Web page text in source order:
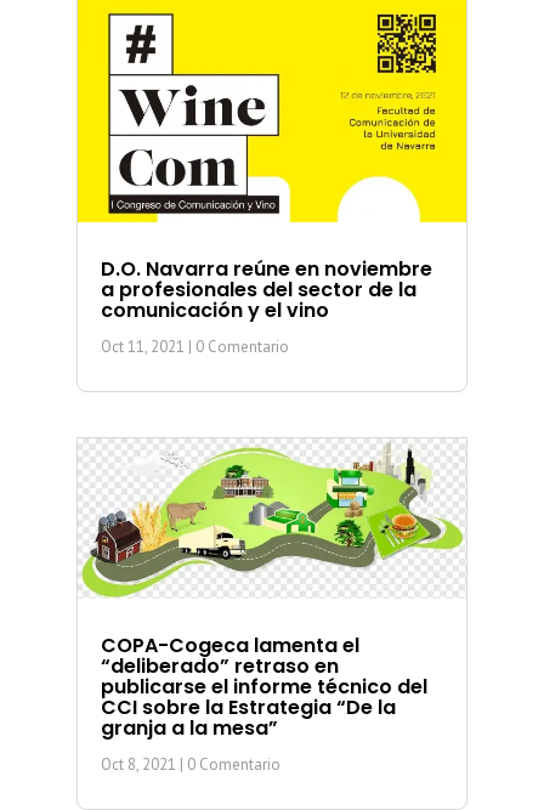
D.O. Navarra reúne en noviembre
a profesionales del sector de la
comunicación y el vino
Oct 11, 2021 | 0 Comentario
COPA-Cogeca lamenta el
“deliberado” retraso en
publicarse el informe técnico del
CCI sobre la Estrategia “De la
granja a la mesa”
Oct 8, 2021 | 0 Comentario